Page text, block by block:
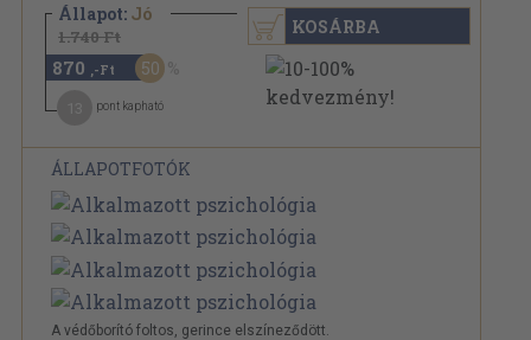
Állapot: Jó
1.740 Ft
870 ,-Ft 50
pont kapható
KOSÁRBA
ÁLLAPOTFOTÓK
A védőborító foltos, gerince elszíneződött.